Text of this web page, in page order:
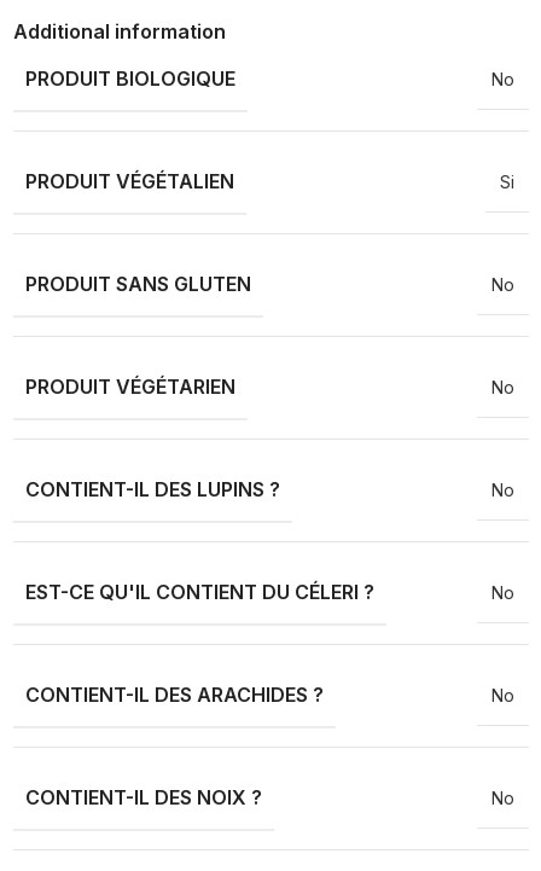
Additional information
PRODUIT BIOLOGIQUE
No
PRODUIT VÉGÉTALIEN Si
PRODUIT SANS GLUTEN No
PRODUIT VÉGÉTARIEN No
CONTIENT-IL DES LUPINS ? No
EST-CE QU'IL CONTIENT DU CÉLERI ? No
CONTIENT-IL DES ARACHIDES ? No
CONTIENT-IL DES NOIX ? No